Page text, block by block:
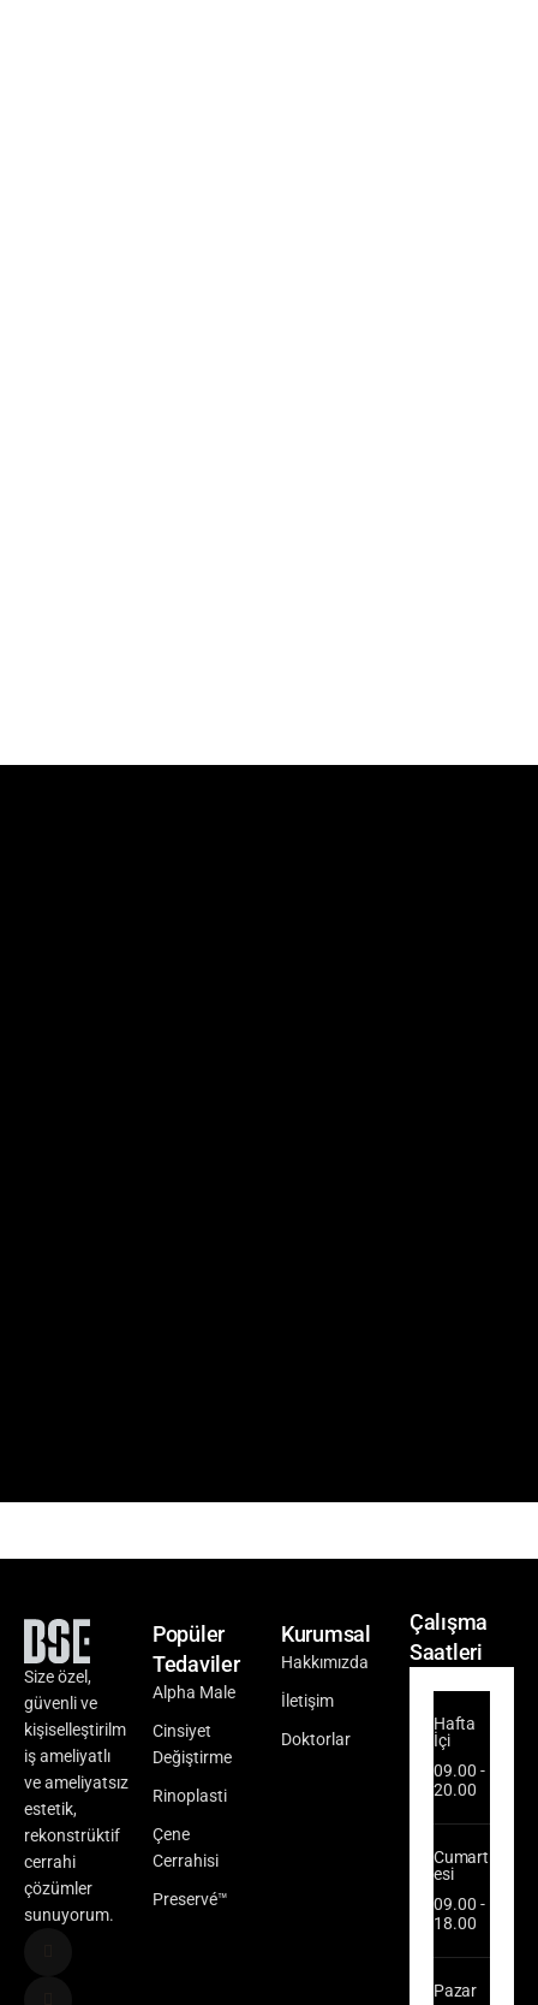
Size özel,
güvenli ve
kişiselleştirilm
iş ameliyatlı
ve ameliyatsız
estetik,
rekonstrüktif
cerrahi
çözümler
sunuyorum.
Popüler
Tedaviler
Alpha Male
Cinsiyet
Değiştirme
Rinoplasti
Çene
Cerrahisi
Preservé™
Kurumsal
Hakkımızda
İletişim
Doktorlar
Çalışma
Saatleri
Hafta
İçi
09.00 -
20.00
Cumart
esi
09.00 -
18.00
Pazar